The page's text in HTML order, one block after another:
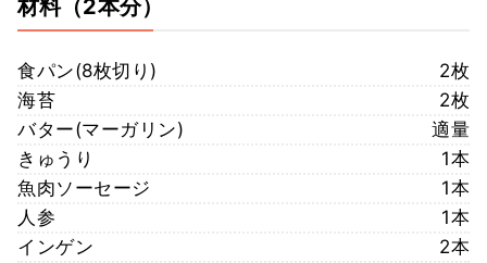
材料（2本分）
食パン(8枚切り)
2枚
海苔
2枚
バター(マーガリン)
適量
きゅうり
1本
魚肉ソーセージ
1本
人参
1本
インゲン
2本